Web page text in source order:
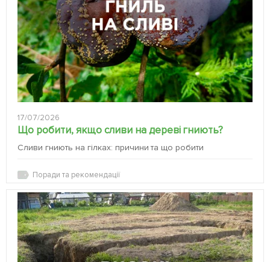
17/07/2026
Що робити, якщо сливи на дереві гниють?
Сливи гниють на гілках: причини та що робити
Поради та рекомендації